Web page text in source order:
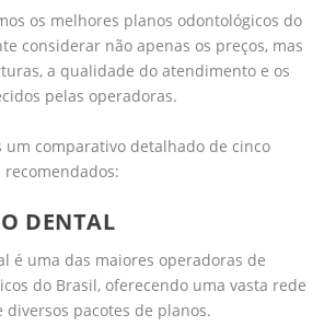
os melhores planos odontológicos do
considerar não apenas os preços, mas
a qualidade do atendimento e os
pelas operadoras.
um comparativo detalhado de cinco
DENTAL
é uma das maiores operadoras de
do Brasil, oferecendo uma vasta rede
pacotes de planos.